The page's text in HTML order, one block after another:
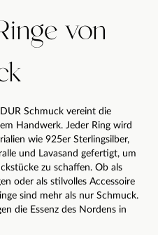
von
Schmuck vereint die
Handwerk. Jeder Ring wird
wie 925er Sterlingsilber,
und Lavasand gefertigt, um
zu schaffen. Ob als
oder als stilvolles Accessoire
sind mehr als nur Schmuck.
die Essenz des Nordens in